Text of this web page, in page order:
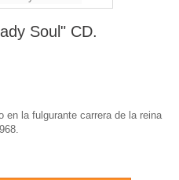
Soul" CD.
en la fulgurante carrera de la reina